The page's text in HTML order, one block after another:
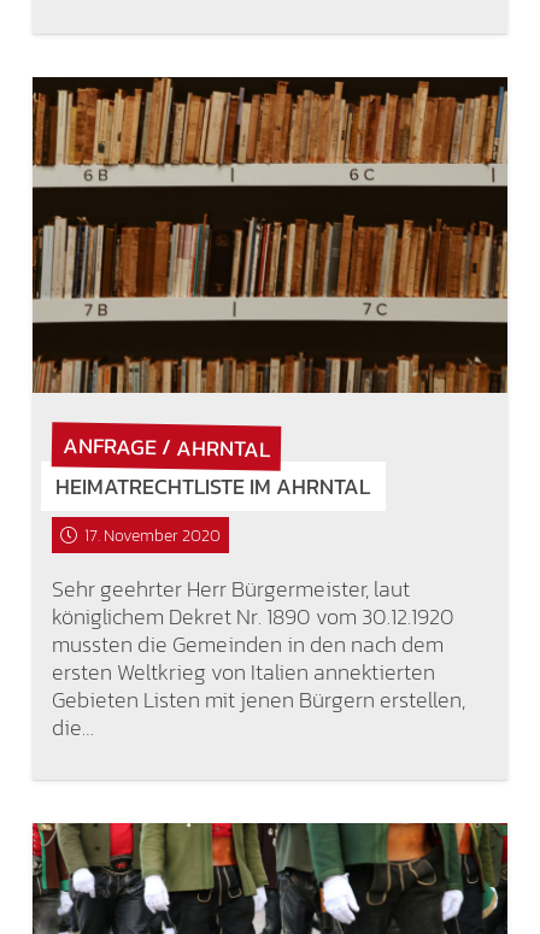
ANFRAGE / AHRNTAL
HEIMATRECHTLISTE IM AHRNTAL
17. November 2020
Sehr geehrter Herr Bürgermeister, laut
königlichem Dekret Nr. 1890 vom 30.12.1920
mussten die Gemeinden in den nach dem
ersten Weltkrieg von Italien annektierten
Gebieten Listen mit jenen Bürgern erstellen,
die…